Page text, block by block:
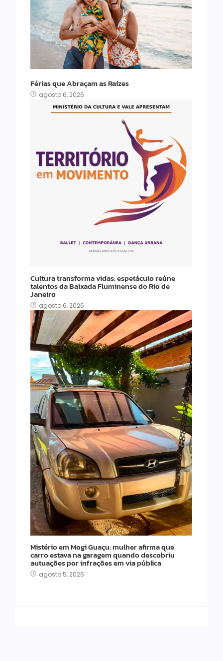
Férias que Abraçam as Raízes
agosto 6, 2026
Cultura transforma vidas: espetáculo reúne
talentos da Baixada Fluminense do Rio de
Janeiro
agosto 6, 2026
Mistério em Mogi Guaçu: mulher afirma que
carro estava na garagem quando descobriu
autuações por infrações em via pública
agosto 5, 2026